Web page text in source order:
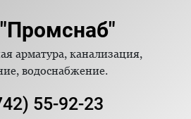
арматура, канализация,
водоснабжение.
55-92-23